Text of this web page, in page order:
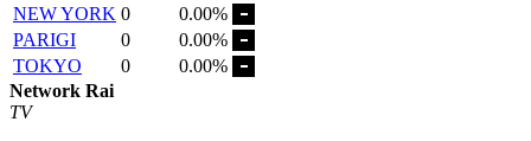
NEW YORK 0
0.00%
PARIGI
0
0.00%
TOKYO
0
0.00%
Network Rai
TV